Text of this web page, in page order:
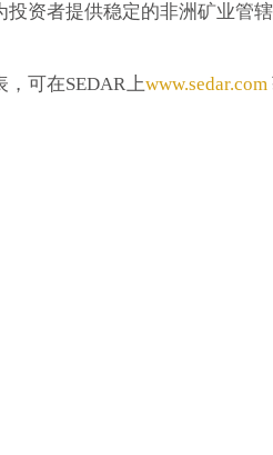
资者提供稳定的非洲矿业管
可在SEDAR上www.sedar.com